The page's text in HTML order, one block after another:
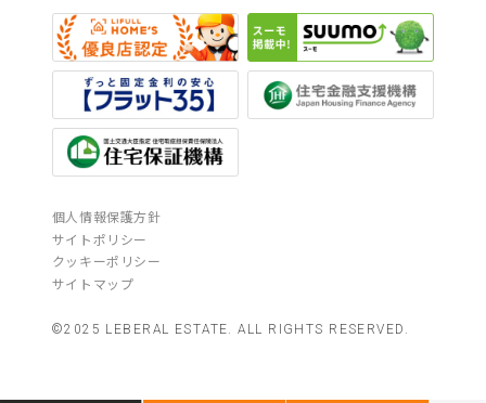
個人情報保護方針
サイトポリシー
クッキーポリシー
サイトマップ
©2025 LEBERAL ESTATE. ALL RIGHTS RESERVED.